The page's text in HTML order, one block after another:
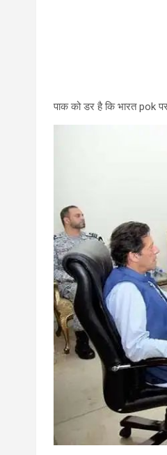
पाक को डर है कि भारत pok